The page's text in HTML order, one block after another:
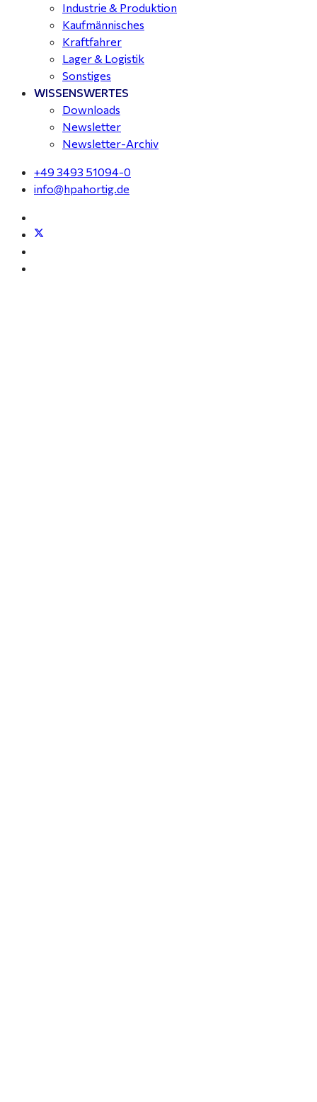
Industrie & Produktion
Kaufmännisches
Kraftfahrer
Lager & Logistik
Sonstiges
WISSENSWERTES
Downloads
Newsletter
Newsletter-Archiv
+49 3493 51094-0
info@hpahortig.de